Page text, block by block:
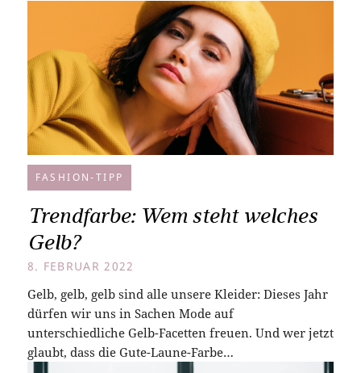
FASHION-TIPP
Trendfarbe: Wem steht welches
Gelb?
8. FEBRUAR 2022
Gelb, gelb, gelb sind alle unsere Kleider: Dieses Jahr
dürfen wir uns in Sachen Mode auf
unterschiedliche Gelb-Facetten freuen. Und wer jetzt
glaubt, dass die Gute-Laune-Farbe…